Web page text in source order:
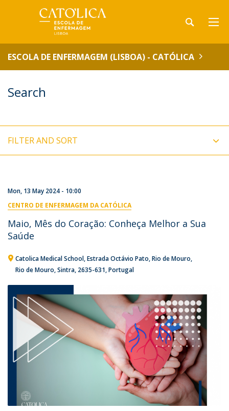
ESCOLA DE ENFERMAGEM (LISBOA) - CATÓLICA
Search
FILTER AND SORT
Mon, 13 May 2024 - 10:00
CENTRO DE ENFERMAGEM DA CATÓLICA
Maio, Mês do Coração: Conheça Melhor a Sua
Saúde
Catolica Medical School Estrada Octávio Pato Rio de Mouro
Rio de Mouro, Sintra 2635-631 Portugal